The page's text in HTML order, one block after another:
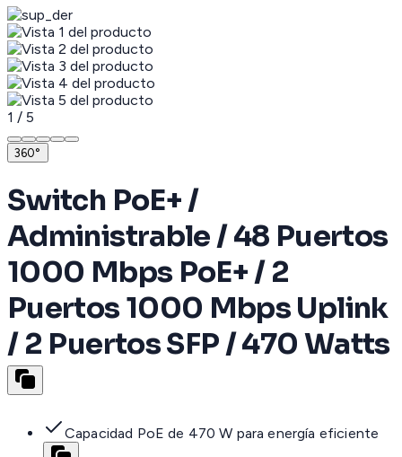
1 / 5
360°
Switch PoE+ /
Administrable / 48 Puertos
1000 Mbps PoE+ / 2
Puertos 1000 Mbps Uplink
/ 2 Puertos SFP / 470 Watts
Capacidad PoE de 470 W para energía eficiente